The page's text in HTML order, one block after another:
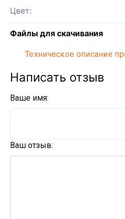
Цвет:
Файлы для скачивания
Техническое описание
Написать отзыв
Ваше имя:
Ваш отзыв: